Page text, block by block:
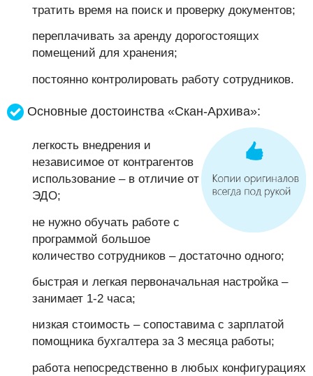
тратить время на поиск и проверку документов;
переплачивать за аренду дорогостоящих
помещений для хранения;
постоянно контролировать работу сотрудников.
Основные достоинства «Скан-Архива»:
легкость внедрения и
независимое от контрагентов
использование – в отличие от
ЭДО;
не нужно обучать работе с
программой большое
количество сотрудников – достаточно одного;
быстрая и легкая первоначальная настройка –
занимает 1-2 часа;
низкая стоимость – сопоставима с зарплатой
помощника бухгалтера за 3 месяца работы;
работа непосредственно в любых конфигурациях